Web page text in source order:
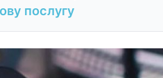
послугу